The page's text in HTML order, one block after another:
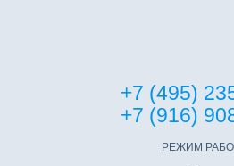
+7 (495)
+7 (916)
РЕЖИМ